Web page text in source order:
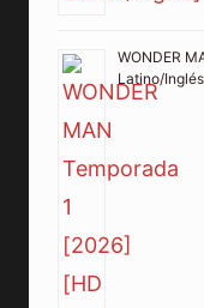
WONDER
Latino/